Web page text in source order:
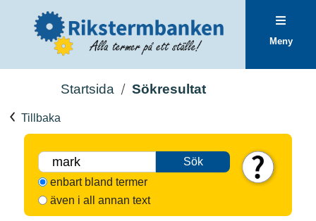
Meny
Startsida Sökresultat
Tillbaka
Sök
enbart bland termer
även i all annan text